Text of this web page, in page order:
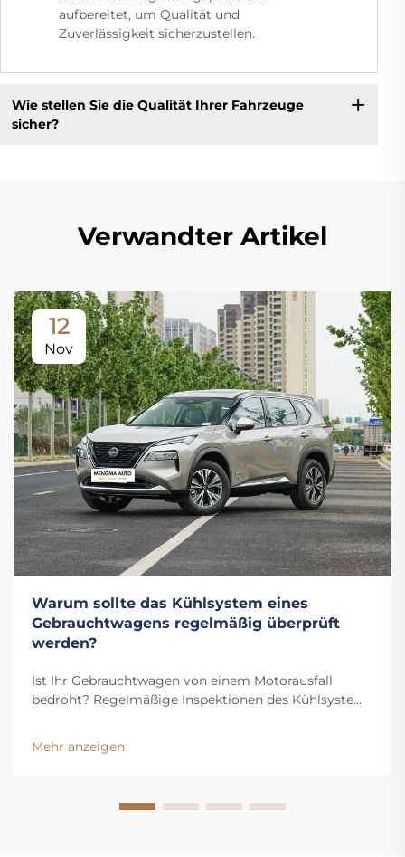
aufbereitet, um Qualität und
Zuverlässigkeit sicherzustellen.
Wie stellen Sie die Qualität Ihrer Fahrzeuge
sicher?
Verwandter Artikel
12
Nov
Warum sollte das Kühlsystem eines
Gebrauchtwagens regelmäßig überprüft
werden?
Ist Ihr Gebrauchtwagen von einem Motorausfall
bedroht? Regelmäßige Inspektionen des Kühlsystems
und verlängern die Lebensdauer Ihres Fahrzeugs.
Erfahren Sie jetzt die wichtigsten Vorteile.
Mehr anzeigen